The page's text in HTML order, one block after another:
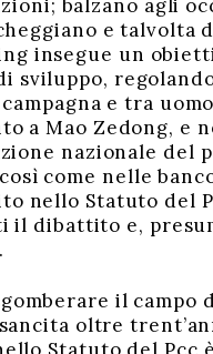
balzano agli
e talvolta
insegue un
sviluppo,
e tra
a Mao Zedong, e
nazionale del
come nelle
nello Statuto del
il dibattito e,
il campo
oltre